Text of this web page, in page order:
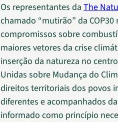
Os representantes da The
chamado “mutirão” da
compromissos sobre
maiores vetores da crise
inserção da natureza no
Unidas sobre Mudança do
direitos territoriais dos povos
diferentes e acompanhados
informado como princípio